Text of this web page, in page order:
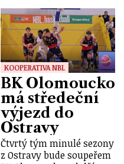
KOOPERATIVA NBL
BK Olomoucko
má středeční
výjezd do
Ostravy
Čtvrtý tým minulé sezony
z Ostravy bude soupeřem